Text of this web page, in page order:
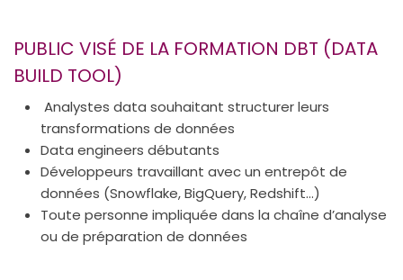
PUBLIC VISÉ DE LA FORMATION DBT (DATA
BUILD TOOL)
Analystes data souhaitant structurer leurs
transformations de données
Data engineers débutants
Développeurs travaillant avec un entrepôt de
données (Snowflake, BigQuery, Redshift…)
Toute personne impliquée dans la chaîne d’analyse
ou de préparation de données